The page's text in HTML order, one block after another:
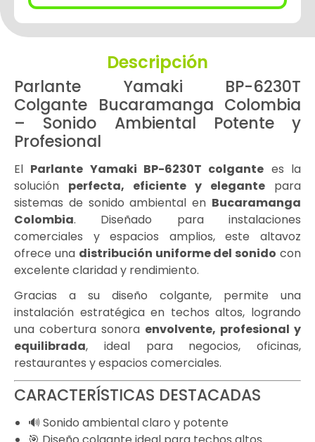
Descripción
Parlante Yamaki BP-6230T
Colgante Bucaramanga Colombia
– Sonido Ambiental Potente y
Profesional
El Parlante Yamaki BP-6230T colgante es la
solución perfecta, eficiente y elegante para
sistemas de sonido ambiental en Bucaramanga
Colombia. Diseñado para instalaciones
comerciales y espacios amplios, este altavoz
ofrece una distribución uniforme del sonido con
excelente claridad y rendimiento.
Gracias a su diseño colgante, permite una
instalación estratégica en techos altos, logrando
una cobertura sonora envolvente, profesional y
equilibrada, ideal para negocios, oficinas,
restaurantes y espacios comerciales.
CARACTERÍSTICAS DESTACADAS
🔊 Sonido ambiental claro y potente